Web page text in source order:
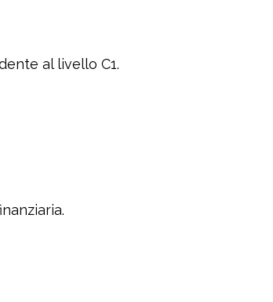
al livello C1.